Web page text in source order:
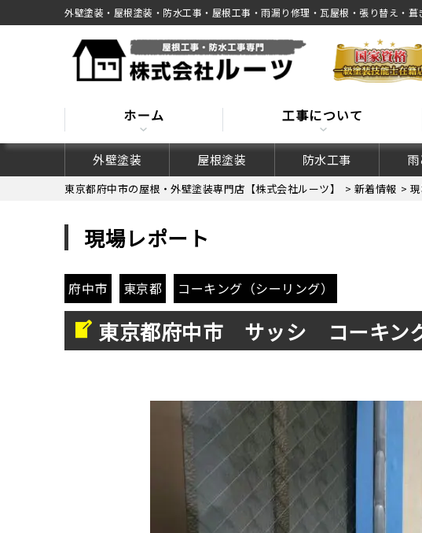
外壁塗装・屋根塗装・防水工事・屋根工事・雨漏り修理・瓦屋根・張り替え
ホーム 工事について
外壁塗装 屋根塗装 防水工事
東京都府中市の屋根・外壁塗装専門店【株式会社ルーツ】 > 新着情報 >
現場レポート
府中市 東京都 コーキング（シーリング）
東京都府中市 サッシ コーキン